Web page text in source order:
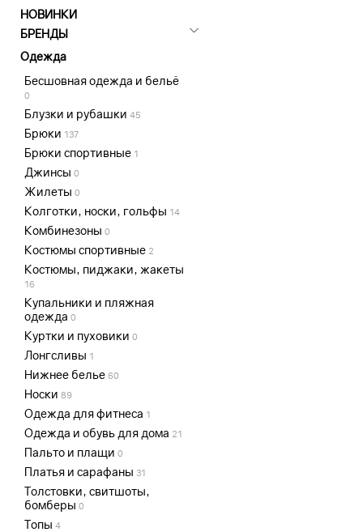
НОВИНКИ
БРЕНДЫ
Одежда
Бесшовная одежда и бельё
0
Блузки и рубашки 45
Брюки 137
Брюки спортивные 1
Джинсы 0
Жилеты 0
Колготки, носки, гольфы 14
Комбинезоны 0
Костюмы спортивные 2
Костюмы, пиджаки, жакеты
16
Купальники и пляжная
одежда 0
Куртки и пуховики 0
Лонгсливы 1
Нижнее белье 60
Носки 89
Одежда для фитнеса 1
Одежда и обувь для дома 21
Пальто и плащи 0
Платья и сарафаны 31
Толстовки, свитшоты,
бомберы 0
Топы 4